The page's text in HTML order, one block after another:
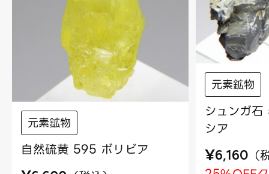
元素鉱物
自然硫黄 595 ボリビア
元素鉱物
シュンガ
シア
¥6,160 （